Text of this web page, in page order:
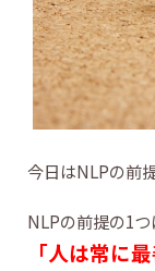
今日はNLPの前
NLPの前提の1つ
「人は常に